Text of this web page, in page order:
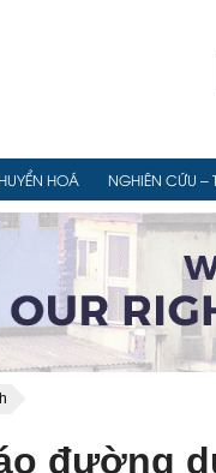
HOÁ NGHIÊN CỨU –
đường